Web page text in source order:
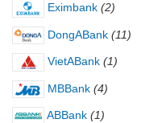
Eximbank (2)
DongABank (11)
VietABank (1)
MBBank (4)
ABBank (1)